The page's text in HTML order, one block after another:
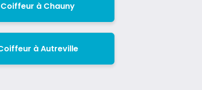
Coiffeur à Chauny
à Autreville